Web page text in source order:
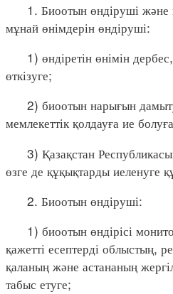
1. Биоотын өндіруші және
мұнай өнімдерін өндіруші:
1) өндіретін өнімін
өткізуге;
2) биоотын нарығын
мемлекеттік қолдауға ие
3) Қазақстан
өзге де құқықтарды иеленуге
2. Биоотын өндіруші:
1) биоотын өндірісі
қажетті есептерді облыстың,
қаланың және астананың
табыс етуге;